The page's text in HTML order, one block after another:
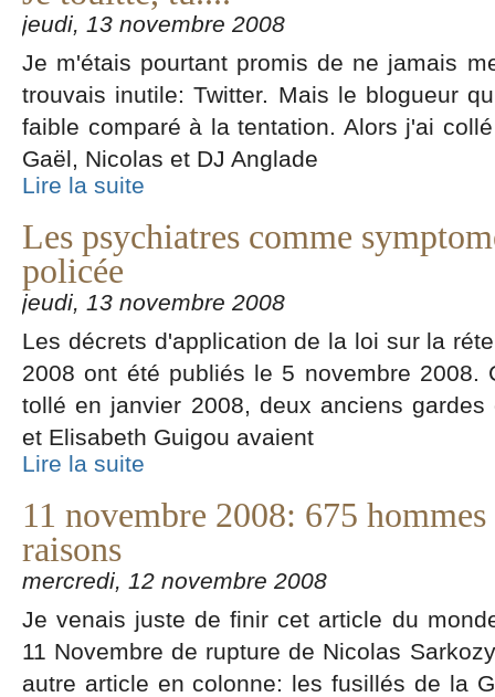
jeudi, 13 novembre 2008
Je m'étais pourtant promis de ne jamais
trouvais inutile: Twitter. Mais le blogueur
faible comparé à la tentation. Alors j'ai
Gaël, Nicolas et DJ Anglade
Lire la suite
Les psychiatres comme
policée
jeudi, 13 novembre 2008
Les décrets d'application de la loi sur la
2008 ont été publiés le 5 novembre 2008.
tollé en janvier 2008, deux anciens
et Elisabeth Guigou avaient
Lire la suite
11 novembre 2008: 675
raisons
mercredi, 12 novembre 2008
Je venais juste de finir cet article du
11 Novembre de rupture de Nicolas
autre article en colonne: les fusillés de la